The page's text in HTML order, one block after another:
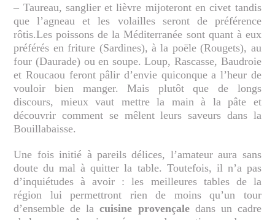
– Taureau, sanglier et lièvre mijoteront en civet tandis
que l’agneau et les volailles seront de préférence
rôtis.Les poissons de la Méditerranée sont quant à eux
préférés en friture (Sardines), à la poële (Rougets), au
four (Daurade) ou en soupe. Loup, Rascasse, Baudroie
et Roucaou feront pâlir d’envie quiconque a l’heur de
vouloir bien manger. Mais plutôt que de longs
discours, mieux vaut mettre la main à la pâte et
découvrir comment se mêlent leurs saveurs dans la
Bouillabaisse.
Une fois initié à pareils délices, l’amateur aura sans
doute du mal à quitter la table. Toutefois, il n’a pas
d’inquiétudes à avoir : les meilleures tables de la
région lui permettront rien de moins qu’un tour
d’ensemble de lacuisine provençaledans un cadre